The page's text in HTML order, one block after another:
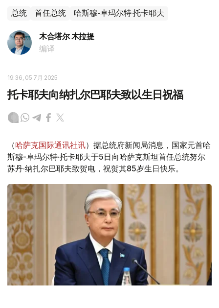
总统 首任总统 哈斯穆-卓玛尔特·托卡耶夫
木合塔尔 木拉提
编译
19:36, 05 7月 2025
托卡耶夫向纳扎尔巴耶夫致以生日祝福
（哈萨克国际通讯社讯）据总统府新闻局消息，国家元首哈
斯穆-卓玛尔特·托卡耶夫于5日向哈萨克斯坦首任总统努尔
苏丹·纳扎尔巴耶夫致贺电，祝贺其85岁生日快乐。